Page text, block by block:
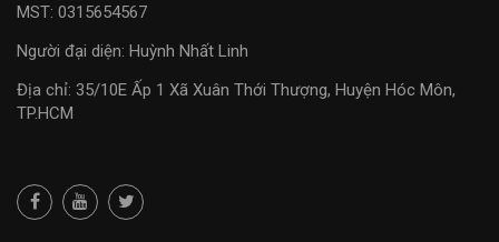
MST: 0315654567
Người đại diện: Huỳnh Nhất Linh
Địa chỉ: 35/10E Ấp 1 Xã Xuân Thới Thượng, Huyện Hóc Môn,
TP.HCM